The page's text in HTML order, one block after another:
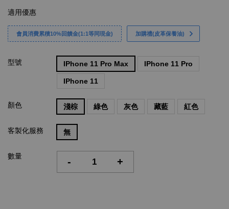
適用優惠
會員消費累積10%回饋金(1:1等同現金) 加購禮(皮革保養油)
型號 IPhone 11 Pro Max IPhone 11 Pro
IPhone 11
顏色 淺棕 綠色 灰色 藏藍 紅色
客製化服務 無
數量 - +